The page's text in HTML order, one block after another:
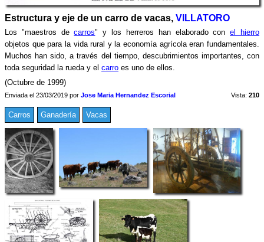
Estructura y eje de un carro de vacas, VILLATORO
Los "maestros decarros" y los herreros han elaborado conel hierro
objetos que para la vida rural y la economía agrícola eran fundamentales.
Muchos han sido, a través del tiempo, descubrimientos importantes, con
toda seguridad la rueda y el carro es uno de ellos.
(Octubre de 1999)
Enviada el 23/03/2019 por Jose Maria Hernandez Escorial Vista: 210
Carros Ganadería Vacas